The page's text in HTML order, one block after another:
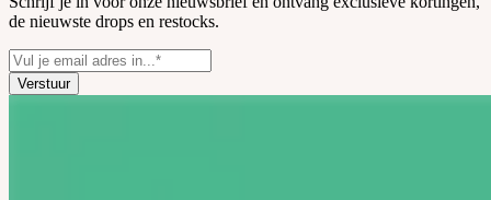
de nieuwste drops en restocks.
Verstuur